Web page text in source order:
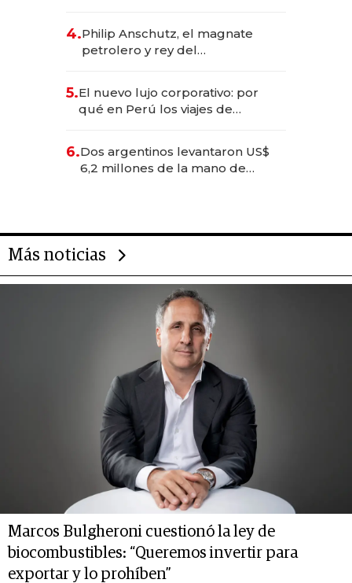
4.Philip Anschutz, el magnate
petrolero y rey del
Fénix
5.El nuevo lujo corporativo: por
qué en Perú los viajes de
para convertirse en experiencias
transformadoras
6.Dos argentinos levantaron US$
6,2 millones de la mano de
Más noticias
Marcos Bulgheroni cuestionó la ley de
biocombustibles: “Queremos invertir para
exportar y lo prohíben”